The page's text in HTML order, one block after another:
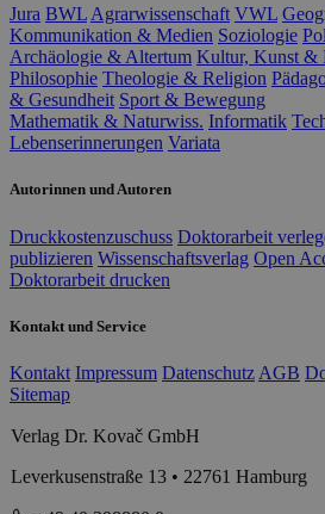
Jura BWL Agrarwissenschaft VWL
Kommunikation & Medien Soziologie
Archäologie & Altertum Kultur, Kunst &
Philosophie Theologie & Religion
& Gesundheit Sport & Bewegung
Mathematik & Naturwiss. Informatik
Lebenserinnerungen Variata
Autorinnen und Autoren
Druckkostenzuschuss Doktorarbeit
publizieren Wissenschaftsverlag Open
Doktorarbeit drucken
Kontakt und Service
Kontakt Impressum Datenschutz AGB
Sitemap
Verlag Dr. Kovač GmbH
Leverkusenstraße 13 • 22761 Hamburg